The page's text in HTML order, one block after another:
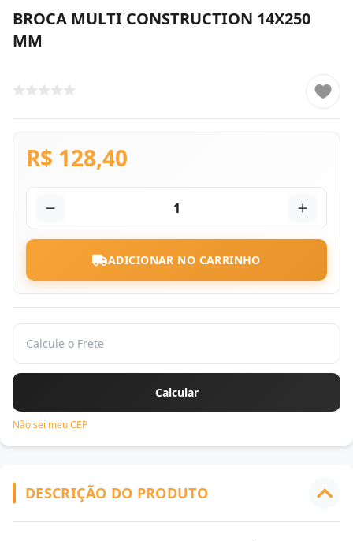
BROCA MULTI CONSTRUCTION 14X250
MM
R$ 128,40
1
ADICIONAR NO CARRINHO
Não sei meu CEP
DESCRIÇÃO DO PRODUTO